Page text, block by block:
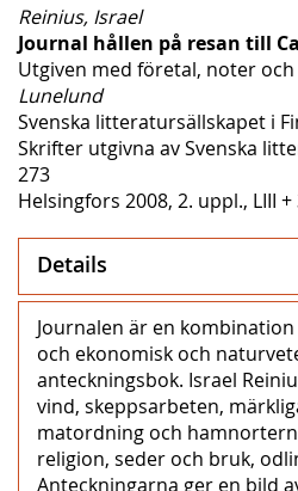
Reinius, Israel
Journal hållen på resan till
Utgiven med företal, noter
Lunelund
Svenska litteratursällskapet i
Skrifter utgivna av Svenska
273
Helsingfors 2008, 2. uppl., LIII +
Details
Journalen är en
och ekonomisk och
anteckningsbok. Israel
vind, skeppsarbeten,
matordning och
religion, seder och bruk,
Anteckningarna ger en bild